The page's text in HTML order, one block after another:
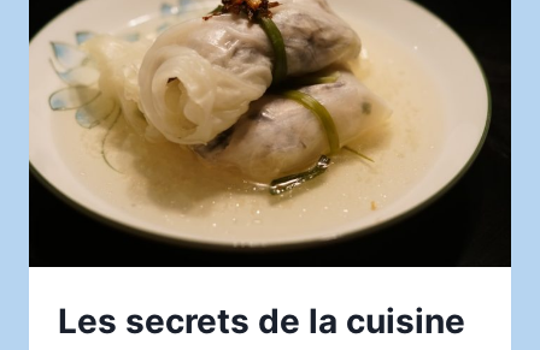
ÊTRE
Les secrets de la cuisine